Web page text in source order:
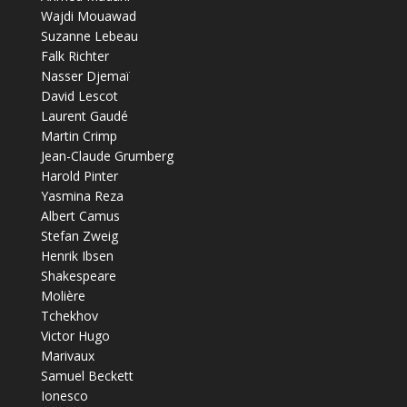
Wajdi Mouawad
Suzanne Lebeau
Falk Richter
Nasser Djemaï
David Lescot
Laurent Gaudé
Martin Crimp
Jean-Claude Grumberg
Harold Pinter
Yasmina Reza
Albert Camus
Stefan Zweig
Henrik Ibsen
Shakespeare
Molière
Tchekhov
Victor Hugo
Marivaux
Samuel Beckett
Ionesco